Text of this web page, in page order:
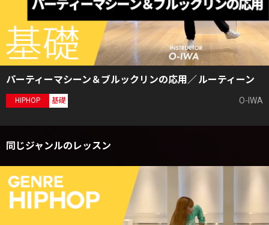
パーティーマシーン＆ブルックリンの応用／ ルーティーン
HIPHOP 基礎 O-IWA
同じジャンルのレッスン